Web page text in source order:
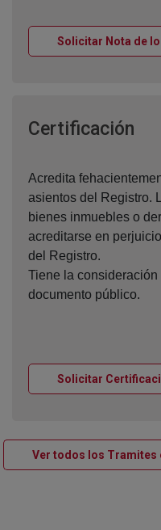
Solicitar Nota de
Certificación
Acredita
asientos del Registro.
bienes inmuebles o
acreditarse en
del Registro.
Tiene la
documento público.
Solicitar
Ver todos los Tramites